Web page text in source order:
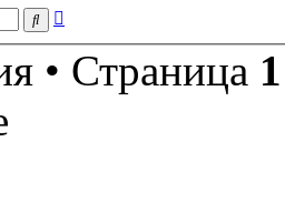
Поиск
• Страница 1